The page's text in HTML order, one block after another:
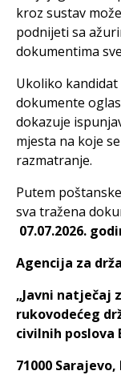
kroz sustav
podnijeti sa
dokumentima
Ukoliko
dokumente
dokazuje
mjesta na koje
razmatranje.
Putem
sva tražena
07.07.2026.
Agencija za
„Javni natječaj
rukovodećeg
civilnih poslova
71000